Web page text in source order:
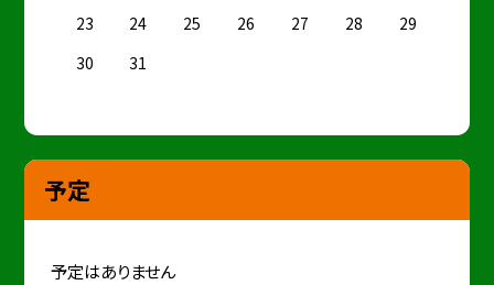
23
24 25 26 27 28
29
30
31
予定
予定はありません